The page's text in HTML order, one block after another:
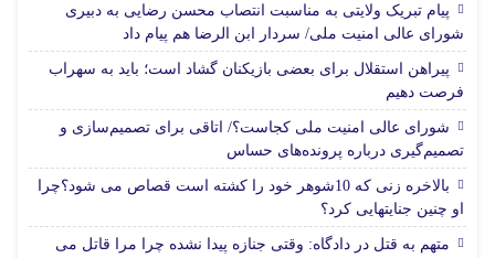
پیام تبریک ولایتی به مناسبت انتصاب محسن رضایی به دبیری
شورای عالی امنیت ملی/ سردار ابن الرضا هم پیام داد
پیراهن استقلال برای بعضی بازیکنان گشاد است؛ باید به سهراب
فرصت دهیم
شورای عالی امنیت ملی کجاست؟/ اتاقی برای تصمیم‌سازی و
تصمیم‌گیری درباره پرونده‌های حساس
بالاخره زنی که 10شوهر خود را کشته است قصاص می شود؟چرا
او چنین جنایتهایی کرد؟
متهم به قتل در دادگاه: وقتی جنازه پیدا نشده چرا مرا قاتل می